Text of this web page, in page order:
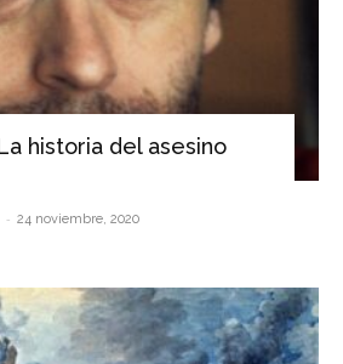
historia del asesino
- 24 noviembre, 2020